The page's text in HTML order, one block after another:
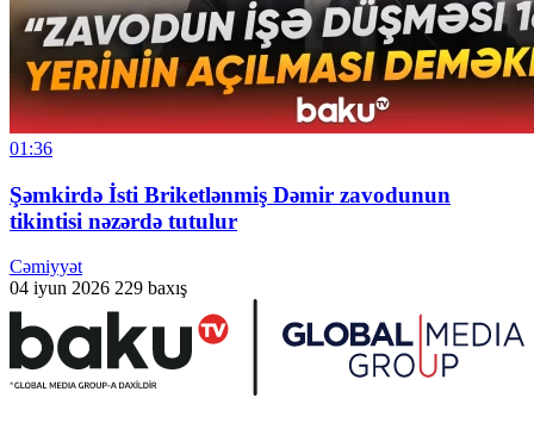
01:36
Şəmkirdə İsti Briketlənmiş Dəmir zavodunun
tikintisi nəzərdə tutulur
Cəmiyyət
04 iyun 2026 229 baxış